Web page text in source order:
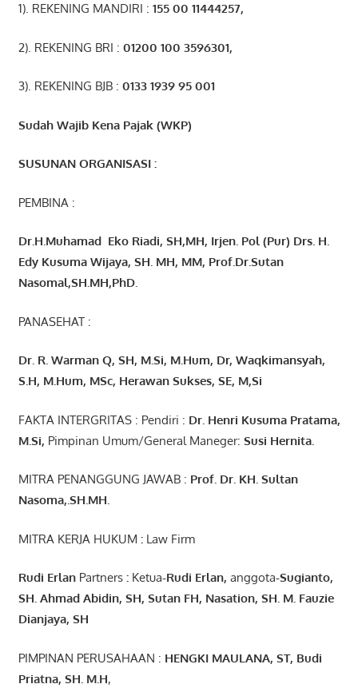
1). REKENING MANDIRI : 155 00 11444257,
2). REKENING BRI : 01200 100 3596301,
3). REKENING BJB : 0133 1939 95 001
Sudah Wajib Kena Pajak (WKP)
SUSUNAN ORGANISASI :
PEMBINA :
Dr.H.Muhamad Eko Riadi, SH,MH, Irjen. Pol (Pur) Drs. H.
Edy Kusuma Wijaya, SH. MH, MM, Prof.Dr.Sutan
Nasomal,SH.MH,PhD.
PANASEHAT :
Dr. R. Warman Q, SH, M.Si, M.Hum, Dr, Waqkimansyah,
S.H, M.Hum, MSc, Herawan Sukses, SE, M,Si
FAKTA INTERGRITAS : Pendiri : Dr. Henri Kusuma Pratama,
M.Si, Pimpinan Umum/General Maneger: Susi Hernita.
MITRA PENANGGUNG JAWAB : Prof. Dr. KH. Sultan
Nasoma,.SH.MH.
MITRA KERJA HUKUM : Law Firm
Rudi ErlanPartners : Ketua-Rudi Erlan, anggota-Sugianto,
SH. Ahmad Abidin, SH, SutanFH, Nasation, SH. M. Fauzie
Dianjaya, SH
PIMPINAN PERUSAHAAN : HENGKI MAULANA, ST, Budi
Priatna, SH. M.H,